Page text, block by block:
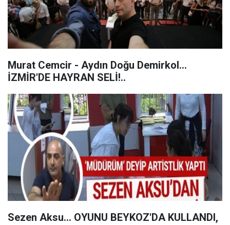
Murat Cemcir - Aydın Doğu Demirkol...
İZMİR'DE HAYRAN SELİ!..
Sezen Aksu... OYUNU BEYKOZ'DA KULLANDI,